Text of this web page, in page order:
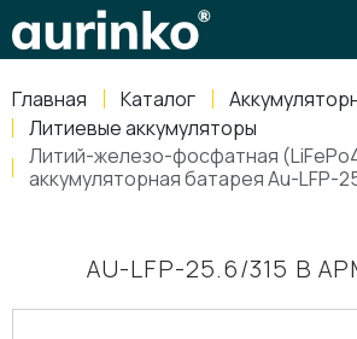
Главная Каталог
Литиевые аккумуляторы
Литий-железо-фосфатная
аккумуляторная батарея Au-LFP-
AU-LFP-25.6/315 В
Россия, Свердловская область
8-800-770-79-40